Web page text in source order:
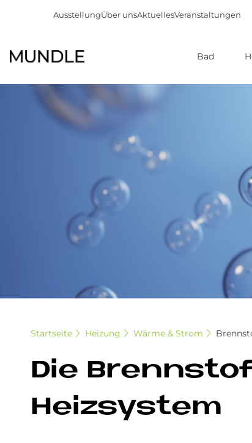
AusstellungÜber unsAktuellesVeranstaltungen
Bad
Startseite Heizung Wärme & Strom
Die
Heiz­sy­stem